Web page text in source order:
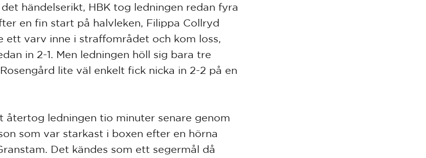
händelserikt, HBK tog ledningen redan fyra
en fin start på halvleken, Filippa Collryd
ett varv inne i straffområdet och kom loss,
in 2-1. Men ledningen höll sig bara tre
lite väl enkelt fick nicka in 2-2 på en
återtog ledningen tio minuter senare genom
som var starkast i boxen efter en hörna
Det kändes som ett segermål då